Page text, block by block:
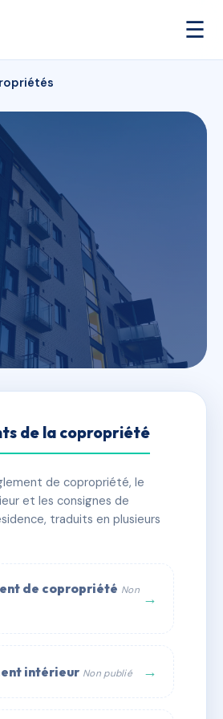
☰
JULIETTE
Créteil
🏠 41 lots 🏗 2 bâtiment(s)
Digital 💬 WhatsApp
de la copropriété
de copropriété, le
et les consignes de
traduits en plusieurs
de copropriété Non →
intérieur Non publié →